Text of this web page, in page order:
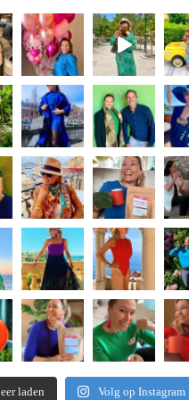
laden Volg op Instagram